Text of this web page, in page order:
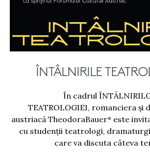
ÎNTÂLNIRILE
În cadrul
TEATROLOGIEI, romanciera și
austriacă TheodoraBauer* este
cu studenții teatrologi,
care va discuta câteva